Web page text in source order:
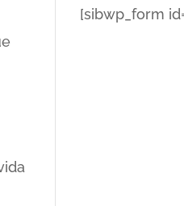
[sibwp_form